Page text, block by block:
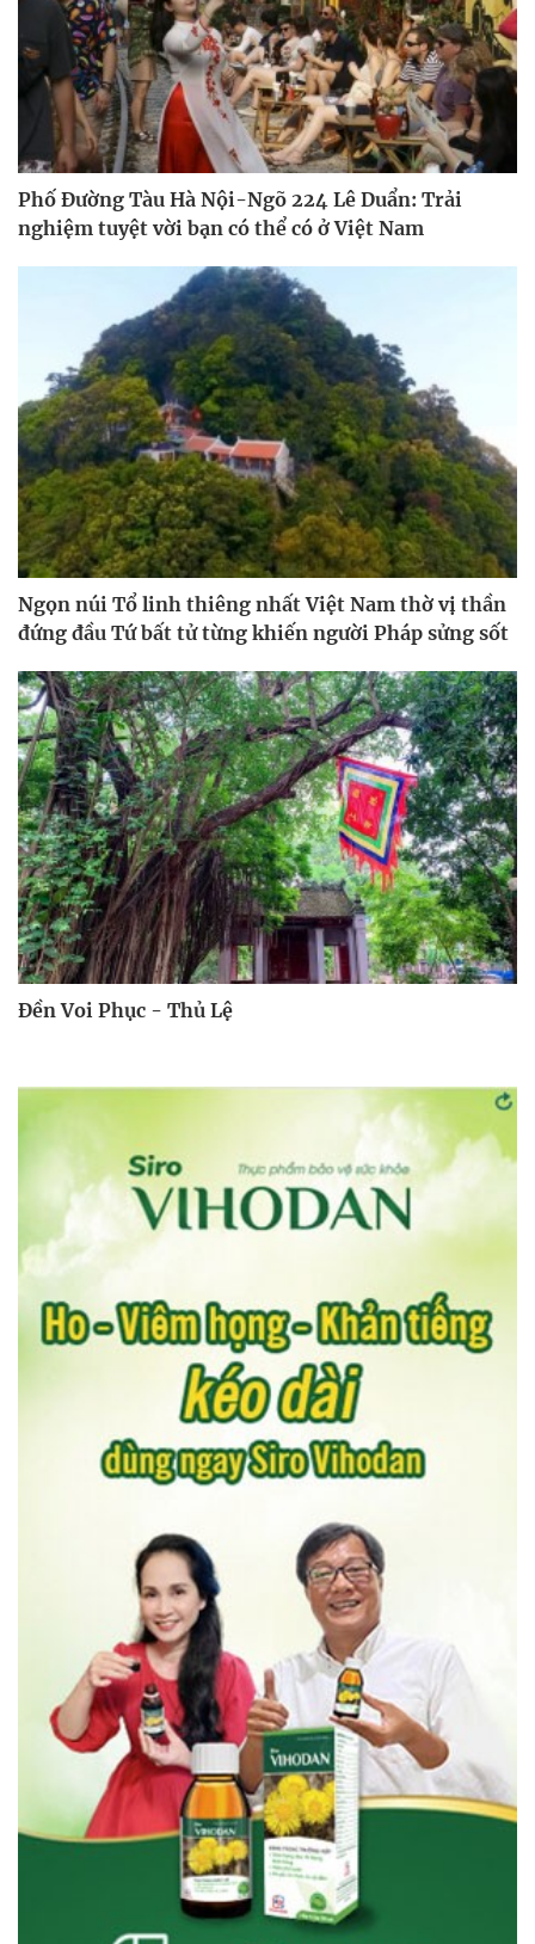
Phố Đường Tàu Hà Nội-Ngõ 224 Lê Duẩn: Trải
nghiệm tuyệt vời bạn có thể có ở Việt Nam
Ngọn núi Tổ linh thiêng nhất Việt Nam thờ vị thần
đứng đầu Tứ bất tử từng khiến người Pháp sửng sốt
Đền Voi Phục - Thủ Lệ